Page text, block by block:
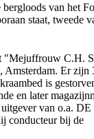
bergloods van het
staat, tweede
"Mejuffrouw C.H.
Er zijn
is
en later
van o.a.
conducteur bij de